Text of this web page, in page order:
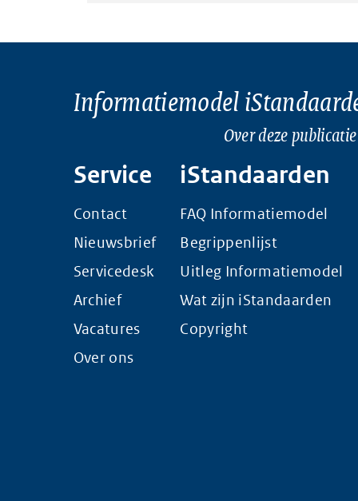
Informatiemodel
Over deze publicatie
Service
Contact
Nieuwsbrief
Servicedesk
Archief
Vacatures
Over ons
iStandaarden
FAQ Informatiemodel
Begrippenlijst
Uitleg Informatiemodel
Wat zijn iStandaarden
Copyright